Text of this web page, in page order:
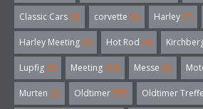
Classic Cars (3) corvette (6) Harley (7)
Harley Meeting (5) Hot Rod (4)
Lupfig (3) Meeting (18) Messe (5)
Murten (3) Oldtimer (32) Oldtimer